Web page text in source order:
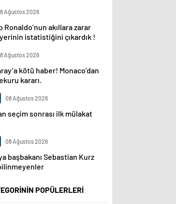
Ağustos 2026
Ronaldo’nun akıllara zarar
istatistiğini çıkardık !
Ağustos 2026
kötü haber! Monaco’dan
kararı.
08 Ağustos 2026
seçim sonrası ilk mülakat
08 Ağustos 2026
başbakanı Sebastian Kurz
POPÜLERLERİ